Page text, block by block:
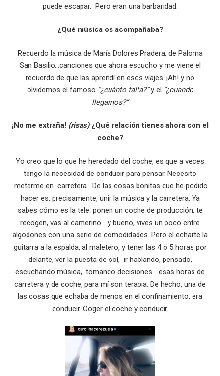
puede escapar. Pero eran una barbaridad.
¿Qué música os acompañaba?
Recuerdo la música de María Dolores Pradera, de Paloma
San Basilio…canciones que ahora escucho y me viene el
recuerdo de que las aprendí en esos viajes. ¡Ah! y no
olvidemos el famoso “¿cuánto falta?”y el “¿cuando
llegamos?”
¡No me extraña! (risas)¿Qué relación tienes ahora con el
coche?
Yo creo que lo que he heredado del coche, es que a veces
tengo la necesidad de conducir para pensar. Necesito
meterme en carretera. De las cosas bonitas que he podido
hacer es, precisamente, unir la música y la carretera. Ya
sabes cómo es la tele: ponen un coche de producción, te
recogen, vas al camerino… y bueno, vives un poco entre
algodones con una serie de comodidades. Pero el echarte la
guitarra a la espalda, al maletero, y tener las 4 o 5 horas por
delante, ver la puesta de sol, ir hablando, pensado,
escuchando música, tomando decisiones… esas horas de
carretera y de coche, para mí son terapia. De hecho, una de
las cosas que echaba de menos en el confinamiento, era
conducir. Coger el coche y conducir.